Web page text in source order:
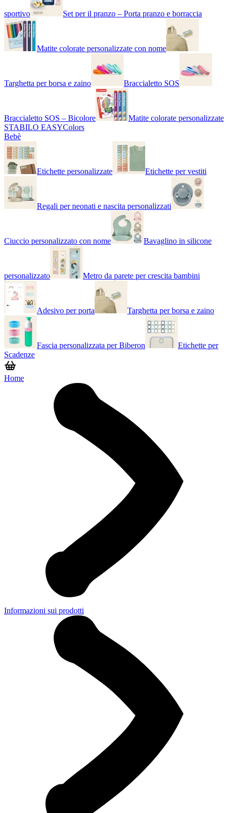
sportivo Set per il pranzo – Porta pranzo e borraccia
Matite colorate personalizzate con nome
Targhetta per borsa e zaino Braccialetto SOS
Braccialetto SOS – Bicolore
Matite colorate personalizzate
STABILO EASYColors
Bebè
Etichette personalizzate Etichette per vestiti
Regali per neonati e nascita personalizzati
Ciuccio personalizzato con nome Bavaglino in silicone
personalizzato Metro da parete per crescita bambini
Adesivo per porta Targhetta per borsa e zaino
Fascia personalizzata per Biberon
Etichette per
Scadenze
Home
Informazioni sui prodotti